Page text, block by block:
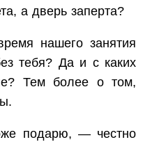
а дверь заперта?
нашего занятия
тебя? Да и с каких
Тем более о том,
подарю, — честно